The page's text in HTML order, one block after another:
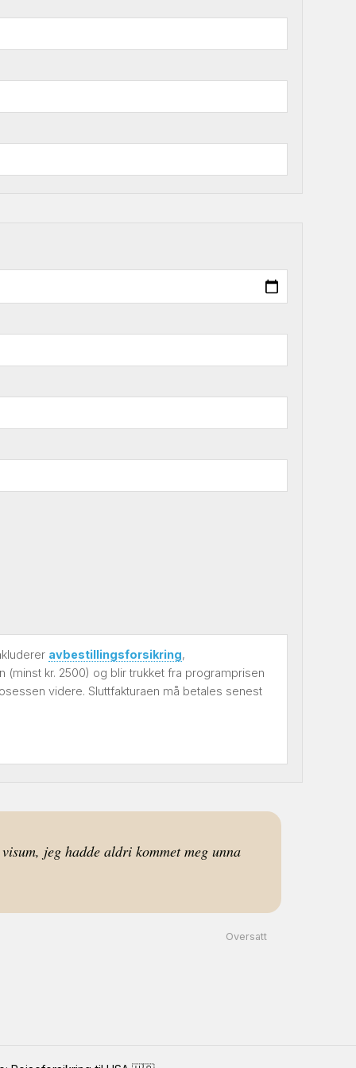
avbestillingsforsikring,
kr. 2500) og blir trukket fra programprisen
videre. Sluttfakturaen må betales senest
jeg hadde aldri kommet meg unna
Oversatt